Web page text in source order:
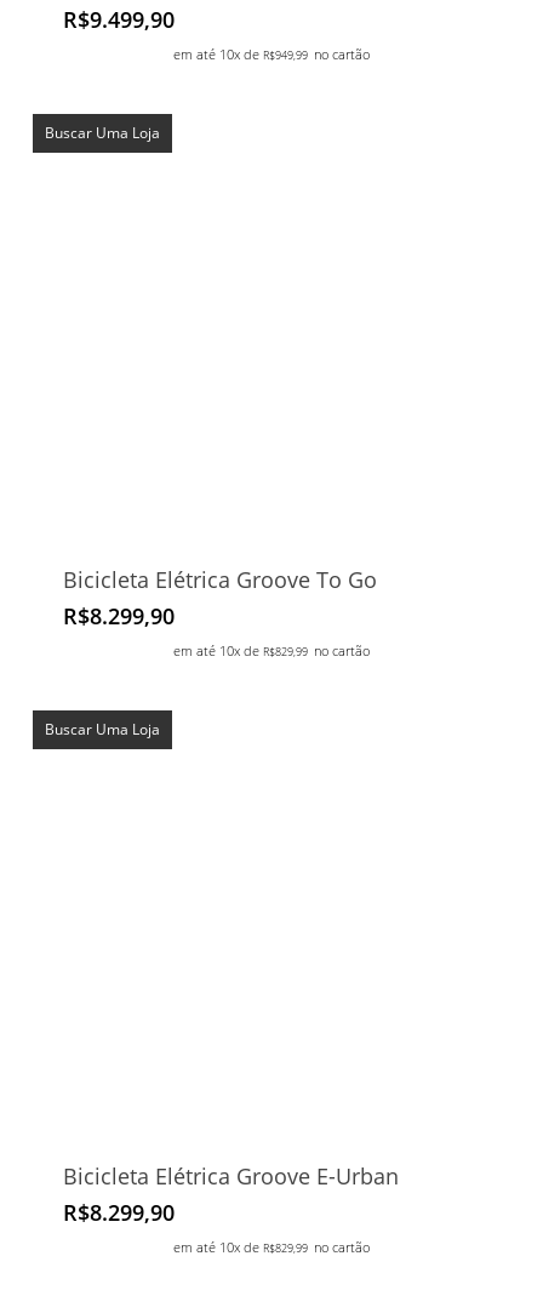
R$9.499,90
em até 10x de R$949,99 no cartão
Buscar Uma Loja
Bicicleta Elétrica Groove To Go
R$8.299,90
em até 10x de R$829,99 no cartão
Buscar Uma Loja
Bicicleta Elétrica Groove E-Urban
R$8.299,90
em até 10x de R$829,99 no cartão